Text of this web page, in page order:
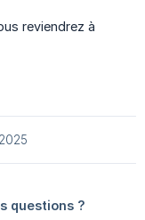
reviendrez à
questions ?